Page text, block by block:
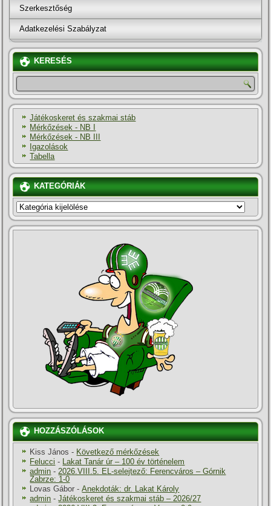
Szerkesztőség
Adatkezelési Szabályzat
KERESÉS
Játékoskeret és szakmai stáb
Mérkőzések - NB I
Mérkőzések - NB III
Igazolások
Tabella
KATEGÓRIÁK
KATEGÓRIÁK
HOZZÁSZÓLÁSOK
Kiss János - Következő mérkőzések
Felucci - Lakat Tanár úr – 100 év történelem
admin -2026.VIII.5. EL-selejtező: Ferencváros – Górnik
Zabrze: 1-0
Lovas Gábor -Anekdoták: dr. Lakat Károly
admin -Játékoskeret és szakmai stáb – 2026/27